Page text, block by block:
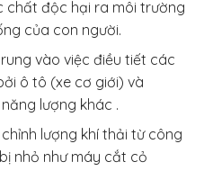
chất độc hại ra môi trường
của con người.
vào việc điều tiết các
ô tô (xe cơ giới) và
lượng khác .
lượng khí thải từ công
nhỏ như máy cắt cỏ